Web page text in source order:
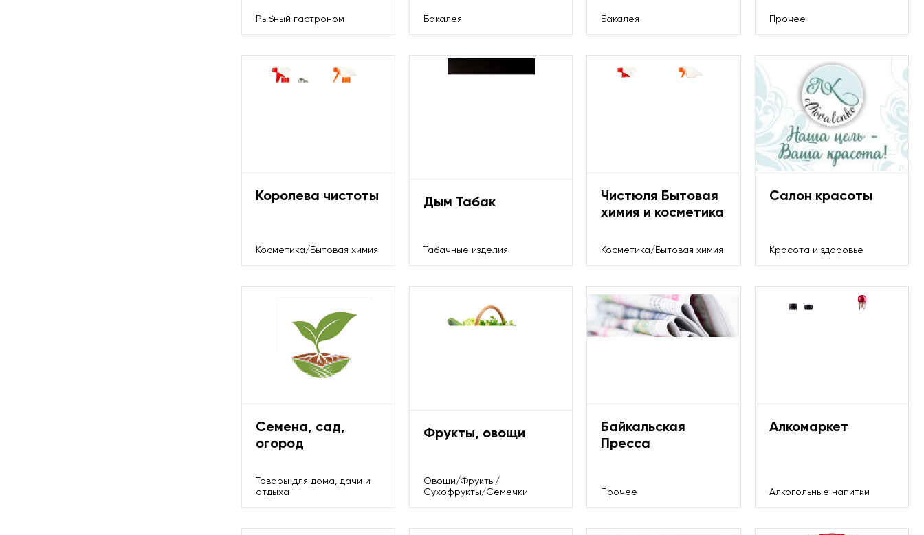
Рыбный гастроном Бакалея Бакалея Прочее
Королева чистоты
Косметика/Бытовая химия
Дым Табак
Табачные изделия
Чистюля Бытовая
химия и косметика
Косметика/Бытовая химия
Салон красоты
Красота и здоровье
Семена, сад,
огород
Товары для дома, дачи и
отдыха
Фрукты, овощи
Овощи/Фрукты/
Сухофрукты/Семечки
Байкальская
Пресса
Прочее
Алкомаркет
Алкогольные напитки